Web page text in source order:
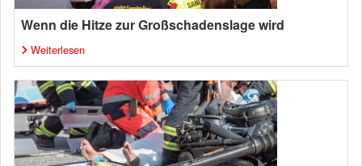
Wenn die Hitze zur Großschadenslage wird
Weiterlesen